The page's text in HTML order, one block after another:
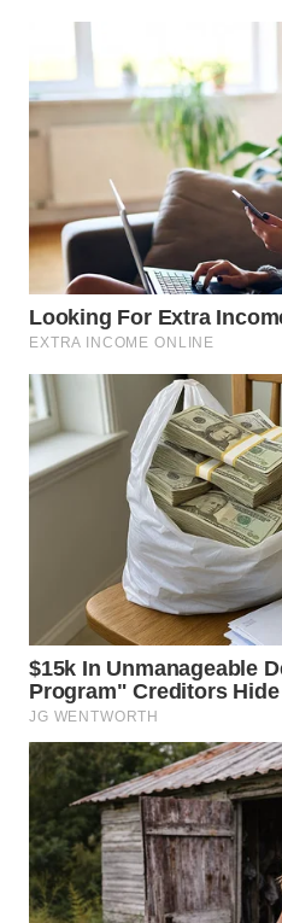
​Representando a Serra
exuberância da Mata
imigrantes italianos. O
Estadual do Filó, uma
antigas reuniões
música, jogos, vinho e a
região.
Dica valiosa
Ao visitar destinos focados
base comunitária, priorize
credenciados locais e
produção alimentícia
da vila. O impacto
essas comunidades vivas.